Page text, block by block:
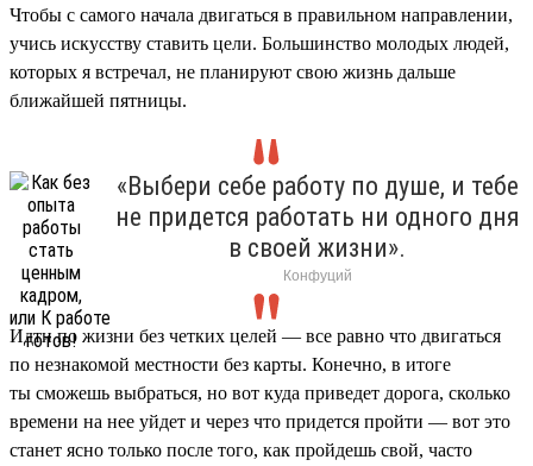
Чтобы с самого начала двигаться в правильном направлении,
учись искусству ставить цели. Большинство молодых людей,
которых я встречал, не планируют свою жизнь дальше
ближайшей пятницы.
«Выбери себе работу по душе, и тебе
не придется работать ни одного дня
в своей жизни».
Конфуций
Идти по жизни без четких целей — все равно что двигаться
по незнакомой местности без карты. Конечно, в итоге
ты сможешь выбраться, но вот куда приведет дорога, сколько
времени на нее уйдет и через что придется пройти — вот это
станет ясно только после того, как пройдешь свой, часто